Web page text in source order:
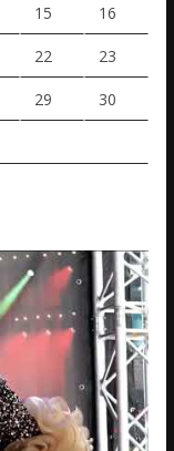
15 16
22 23
29 30